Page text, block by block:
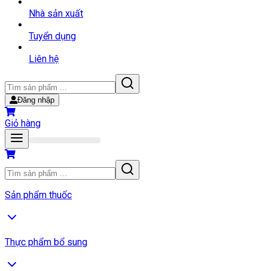
Nhà sản xuất
Tuyển dụng
Liên hệ
Đăng nhập
Giỏ hàng
Sản phẩm thuốc
Thực phẩm bổ sung